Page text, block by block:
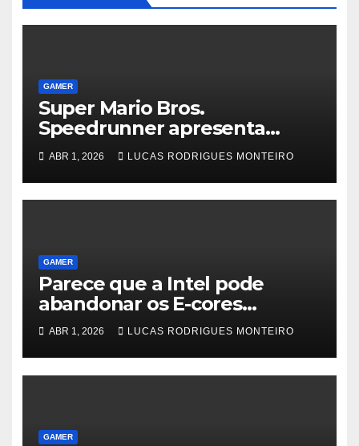
GAMER
Super Mario Bros.
Speedrunner apresenta
alegações de sabotagem
ABR 1, 2026 LUCAS RODRIGUES MONTEIRO
GAMER
Parece que a Intel pode
abandonar os E-cores
regulares para seus próximos
chips Core 300 para laptop
ABR 1, 2026 LUCAS RODRIGUES MONTEIRO
GAMER